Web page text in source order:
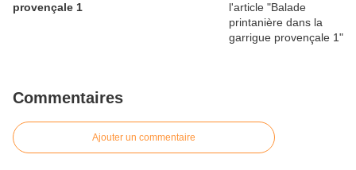
provençale 1
Commentaires
Ajouter un commentaire